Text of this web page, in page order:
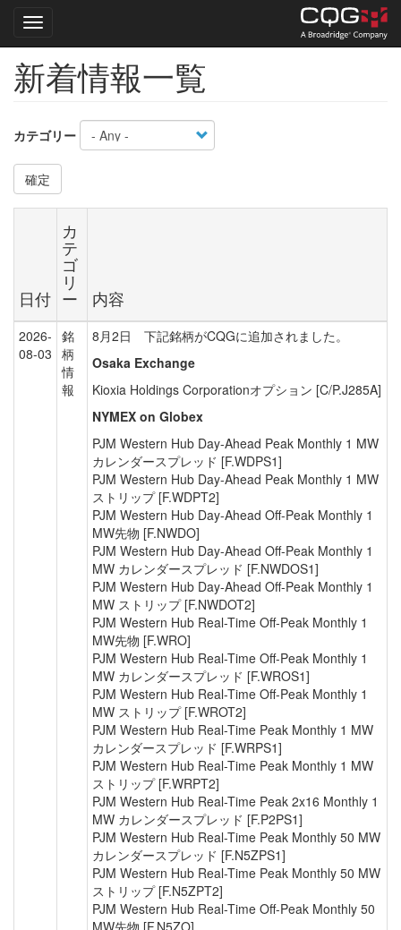
Skip
Toggle navigation
新着情報一覧
カテゴリー
確定
日付
カ
テ
ゴ
リ
ー 内容
2026-
08-03
銘
柄
情
報
8月2日 下記銘柄がCQGに追加されました。
Osaka Exchange
Kioxia Holdings Corporationオプション [C/P.J285A]
NYMEX on Globex
PJM Western Hub Day-Ahead Peak Monthly 1 MW
カレンダースプレッド [F.WDPS1]
PJM Western Hub Day-Ahead Peak Monthly 1 MW
ストリップ [F.WDPT2]
PJM Western Hub Day-Ahead Off-Peak Monthly 1
MW先物 [F.NWDO]
PJM Western Hub Day-Ahead Off-Peak Monthly 1
MW カレンダースプレッド [F.NWDOS1]
PJM Western Hub Day-Ahead Off-Peak Monthly 1
MW ストリップ [F.NWDOT2]
PJM Western Hub Real-Time Off-Peak Monthly 1
MW先物 [F.WRO]
PJM Western Hub Real-Time Off-Peak Monthly 1
MW カレンダースプレッド [F.WROS1]
PJM Western Hub Real-Time Off-Peak Monthly 1
MW ストリップ [F.WROT2]
PJM Western Hub Real-Time Peak Monthly 1 MW
カレンダースプレッド [F.WRPS1]
PJM Western Hub Real-Time Peak Monthly 1 MW
ストリップ [F.WRPT2]
PJM Western Hub Real-Time Peak 2x16 Monthly 1
MW カレンダースプレッド [F.P2PS1]
PJM Western Hub Real-Time Peak Monthly 50 MW
カレンダースプレッド [F.N5ZPS1]
PJM Western Hub Real-Time Peak Monthly 50 MW
ストリップ [F.N5ZPT2]
PJM Western Hub Real-Time Off-Peak Monthly 50
MW先物 [F.N5ZO]